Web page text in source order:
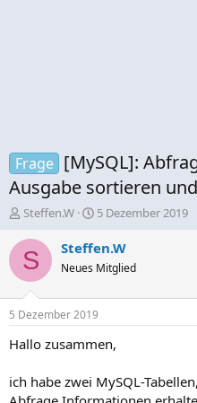
Frage [MySQL]:
Ausgabe sortieren
E
s
t
e
l
e
r
Steffen.W
E
s
t
e
l
t
a
5 Dezember 2019
S Steffen.W
Neues Mitglied
5 Dezember 2019
Hallo zusammen,
ich habe zwei MySQL-